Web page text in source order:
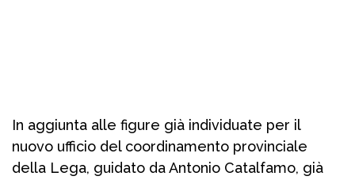
In aggiunta alle figure già individuate per il
nuovo ufficio del coordinamento provinciale
della Lega, guidato da Antonio Catalfamo, già